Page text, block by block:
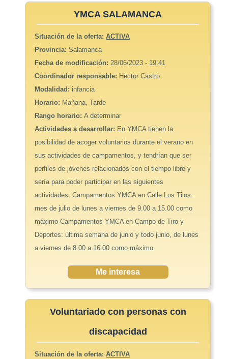
YMCA SALAMANCA
Situación de la oferta:ACTIVA
Provincia:Salamanca
Fecha de modificación:28/06/2023 - 19:41
Coordinador responsable: Hector Castro
Modalidad: infancia
Horario: Mañana, Tarde
Rango horario:A determinar
Actividades a desarrollar: En YMCA tienen la
posibilidad de acoger voluntarios durante el verano en
sus actividades de campamentos, y tendrían que ser
perfiles de jóvenes relacionados con el tiempo libre y
sería para poder participar en las siguientes
actividades: Campamentos YMCA en Calle Los Tilos:
mes de julio de lunes a viernes de 9.00 a 15.00 como
máximo Campamentos YMCA en Campo de Tiro y
Deportes: última semana de junio y todo junio, de lunes
a viernes de 8.00 a 16.00 como máximo.
Me interesa
Voluntariado con personas con
discapacidad
Situación de la oferta:ACTIVA